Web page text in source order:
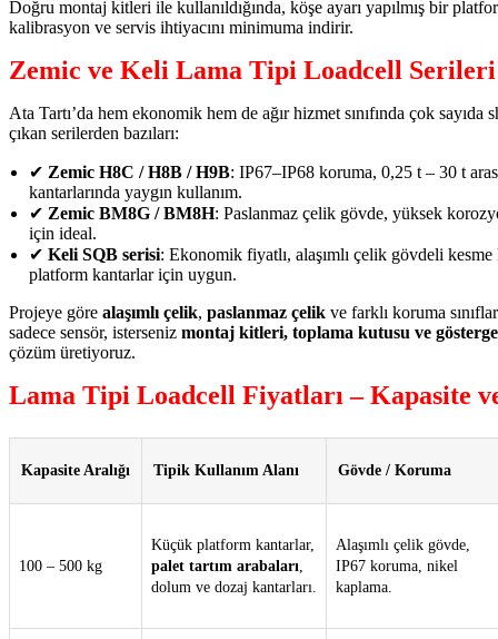
Doğru montaj kitleri ile kullanıldığında, köşe ayarı yapılmış bir
kalibrasyon ve servis ihtiyacını minimuma indirir.
Zemic ve Keli Lama Tipi Loadcell Serileri
Ata Tartı’da hem ekonomik hem de ağır hizmet sınıfında çok
çıkan serilerden bazıları:
✔ Zemic H8C / H8B / H9B: IP67–IP68 koruma, 0,25 t – 30 t
kantarlarında yaygın kullanım.
✔ Zemic BM8G / BM8H: Paslanmaz çelik gövde, yüksek
için ideal.
✔ Keli SQB serisi: Ekonomik fiyatlı, alaşımlı çelik gövdeli
platform kantarlar için uygun.
Projeye göre alaşımlı çelik, paslanmaz çelik ve farklı koruma
sadece sensör, isterseniz montaj kitleri, toplama kutusu ve gösterge
çözüm üretiyoruz.
Lama Tipi Loadcell Fiyatları – Kapasite
Kapasite Aralığı Tipik Kullanım Alanı Gövde / Koruma
100 – 500 kg
Küçük platform kantarlar,
palet tartım arabaları,
dolum ve dozaj kantarları.
Alaşımlı çelik gövde,
IP67 koruma, nikel
kaplama.